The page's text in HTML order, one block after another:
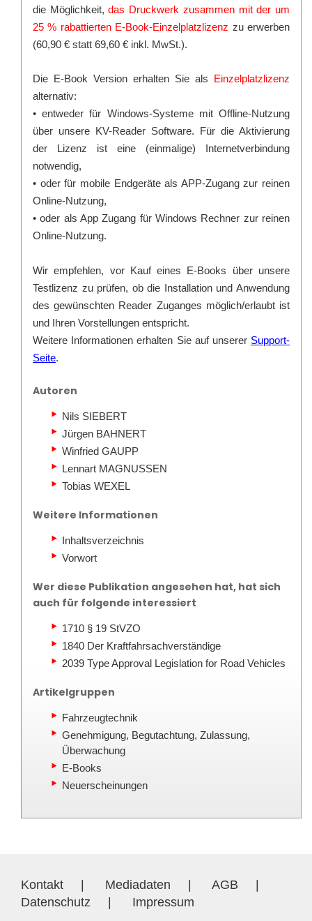
die Möglichkeit,das Druckwerk zusammen mit der um
25 % rabattierten E-Book-Einzelplatzlizenz zu erwerben
(60,90 € statt 69,60 € inkl. MwSt.).
Die E-Book Version erhalten Sie als Einzelplatzlizenz
alternativ:
• entweder für Windows-Systeme mit Offline-Nutzung
über unsere KV-Reader Software. Für die Aktivierung
der Lizenz ist eine (einmalige) Internetverbindung
notwendig,
• oder für mobile Endgeräte als APP-Zugang zur reinen
Online-Nutzung,
• oder als App Zugang für Windows Rechner zur reinen
Online-Nutzung.
Wir empfehlen, vor Kauf eines E-Books über unsere
Testlizenz zu prüfen, ob die Installation und Anwendung
des gewünschten Reader Zuganges möglich/erlaubt ist
und Ihren Vorstellungen entspricht.
Weitere Informationen erhalten Sie auf unserer Support-
Seite.
Autoren
Nils SIEBERT
Jürgen BAHNERT
Winfried GAUPP
Lennart MAGNUSSEN
Tobias WEXEL
Weitere Informationen
Inhaltsverzeichnis
Vorwort
Wer diese Publikation angesehen hat, hat sich
auch für folgende interessiert
1710 § 19 StVZO
1840 Der Kraftfahrsachverständige
2039 Type Approval Legislation for Road Vehicles
Artikelgruppen
Fahrzeugtechnik
Genehmigung, Begutachtung, Zulassung,
Überwachung
E-Books
Neuerscheinungen
Kontakt Mediadaten AGB
Datenschutz
Impressum